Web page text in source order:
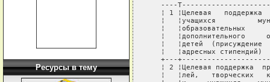
Ресурсы в тему
----
¦ 1 ¦Целевая   поддержка
¦   ¦учащихся
¦   ¦образовательных
¦   ¦дополнительного
¦   ¦детей  (присуждение
¦   ¦адресных стипендий)
+---
¦ 2 ¦Целевая поддержка
¦   ¦лей,   творческих